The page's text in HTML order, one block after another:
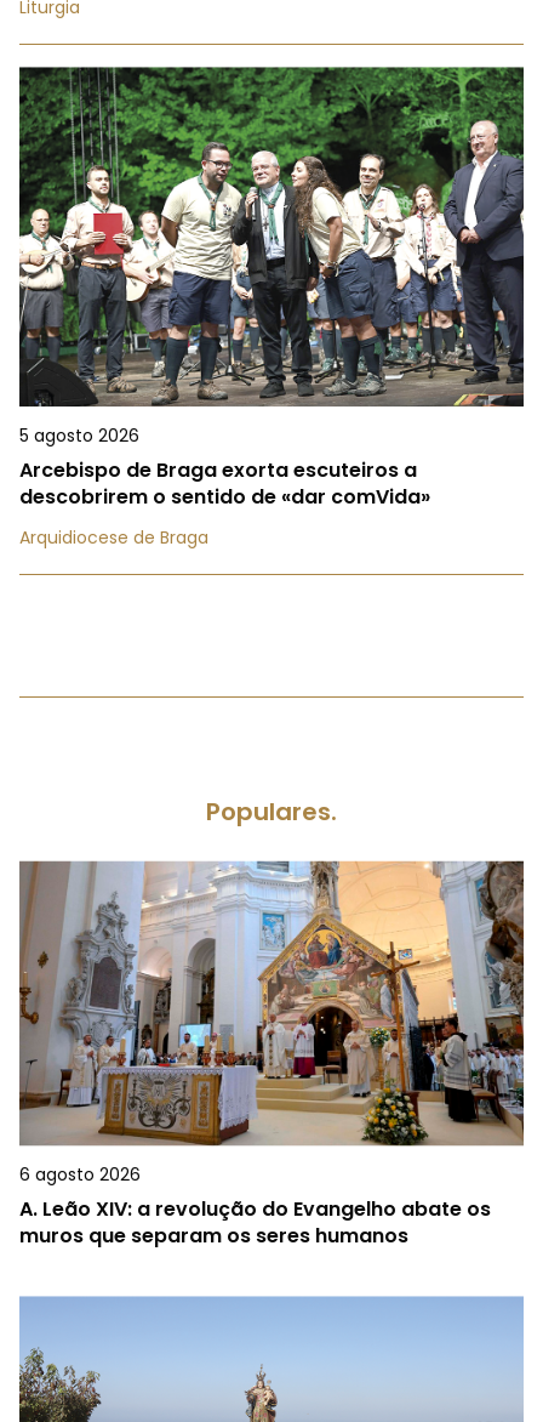
Liturgia
5 agosto 2026
Arcebispo de Braga exorta escuteiros a
descobrirem o sentido de «dar comVida»
Arquidiocese de Braga
Populares.
6 agosto 2026
A. Leão XIV: a revolução do Evangelho abate os
muros que separam os seres humanos